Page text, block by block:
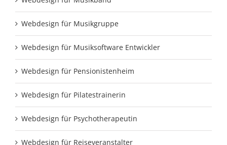
Webdesign für Musikgruppe
Webdesign für Musiksoftware Entwickler
Webdesign für Pensionistenheim
Webdesign für Pilatestrainerin
Webdesign für Psychotherapeutin
Webdesign für Reiseveranstalter